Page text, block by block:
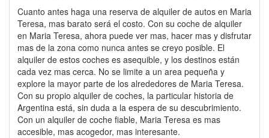
Cuanto antes haga una reserva de alquiler de autos en Maria
Teresa, mas barato será el costo. Con su coche de alquiler
en Maria Teresa, ahora puede ver mas, hacer mas y disfrutar
mas de la zona como nunca antes se creyo posible. El
alquiler de estos coches es asequible, y los destinos están
cada vez mas cerca. No se limite a un area pequeña y
explore la mayor parte de los alrededores de Maria Teresa.
Con su propio alquiler de coches, la particular historia de
Argentina está, sin duda a la espera de su descubrimiento.
Con un alquiler de coche fiable, Maria Teresa es mas
accesible, mas acogedor, mas interesante.